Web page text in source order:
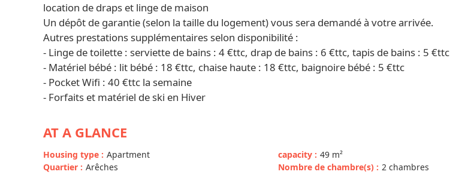
location de draps et linge de maison
Un dépôt de garantie (selon la taille du logement) vous sera demandé à votre arrivée.
Autres prestations supplémentaires selon disponibilité :
- Linge de toilette : serviette de bains : 4 €ttc, drap de bains : 6 €ttc, tapis de bains : 5 €ttc
- Matériel bébé : lit bébé : 18 €ttc, chaise haute : 18 €ttc, baignoire bébé : 5 €ttc
- Pocket Wifi : 40 €ttc la semaine
- Forfaits et matériel de ski en Hiver
AT A GLANCE
Housing type : Apartment
Quartier : Arêches
capacity : 49 m²
Nombre de chambre(s) : 2 chambres